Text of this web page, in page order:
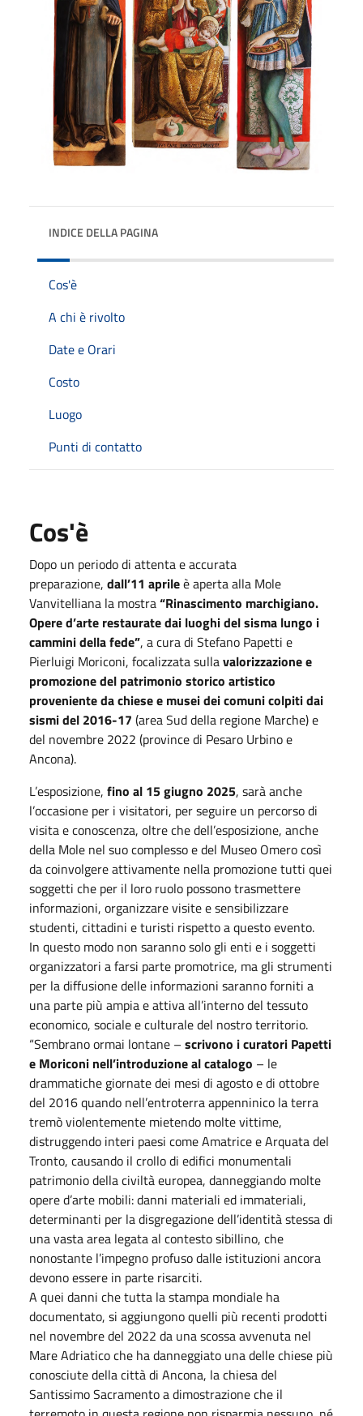
INDICE DELLA PAGINA
Cos'è
A chi è rivolto
Date e Orari
Costo
Luogo
Punti di contatto
Cos'è
Dopo un periodo di attenta e accurata
preparazione, dall’11 aprileè aperta alla Mole
Vanvitelliana la mostra“Rinascimento marchigiano.
Opere d’arte restaurate dai luoghi del sisma lungo i
cammini della fede”, a cura di Stefano Papetti e
Pierluigi Moriconi, focalizzata sullavalorizzazione e
promozione del patrimonio storico artistico
proveniente da chiese e musei dei comuni colpiti dai
sismi del 2016-17 (area Sud della regione Marche) e
del novembre 2022 (province di Pesaro Urbino e
Ancona).
L’esposizione, fino al 15 giugno 2025, sarà anche
l’occasione per i visitatori, per seguire un percorso di
visita e conoscenza, oltre che dell’esposizione, anche
della Mole nel suo complesso e del Museo Omero così
da coinvolgere attivamente nella promozione tutti quei
soggetti che per il loro ruolo possono trasmettere
informazioni, organizzare visite e sensibilizzare
studenti, cittadini e turisti rispetto a questo evento.
In questo modo non saranno solo gli enti e i soggetti
organizzatori a farsi parte promotrice, ma gli strumenti
per la diffusione delle informazioni saranno forniti a
una parte più ampia e attiva all’interno del tessuto
economico, sociale e culturale del nostro territorio.
“Sembrano ormai lontane – scrivono i curatori Papetti
e Moriconi nell’introduzione al catalogo – le
drammatiche giornate dei mesi di agosto e di ottobre
del 2016 quando nell’entroterra appenninico la terra
tremò violentemente mietendo molte vittime,
distruggendo interi paesi come Amatrice e Arquata del
Tronto, causando il crollo di edifici monumentali
patrimonio della civiltà europea, danneggiando molte
opere d’arte mobili: danni materiali ed immateriali,
determinanti per la disgregazione dell’identità stessa di
una vasta area legata al contesto sibillino, che
nonostante l’impegno profuso dalle istituzioni ancora
devono essere in parte risarciti.
A quei danni che tutta la stampa mondiale ha
documentato, si aggiungono quelli più recenti prodotti
nel novembre del 2022 da una scossa avvenuta nel
Mare Adriatico che ha danneggiato una delle chiese più
conosciute della città di Ancona, la chiesa del
Santissimo Sacramento a dimostrazione che il